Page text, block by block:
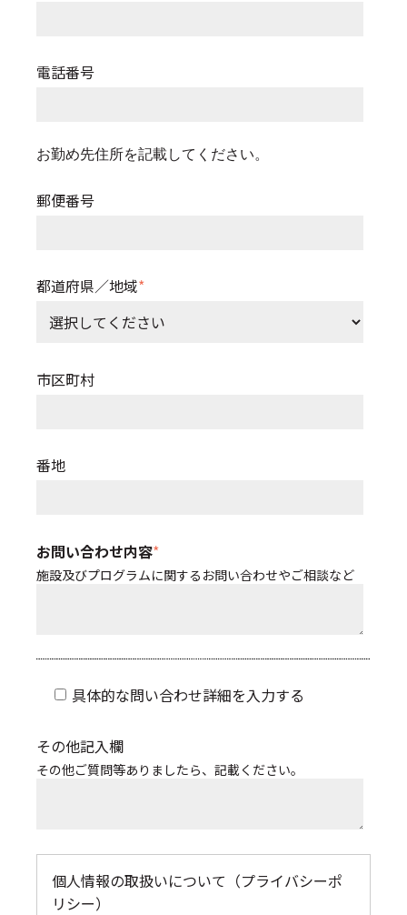
電話番号
お勤め先住所を記載してください。
郵便番号
都道府県／地域*
市区町村
番地
お問い合わせ内容*
施設及びプログラムに関するお問い合わせやご相談など
具体的な問い合わせ詳細を入力する
その他記入欄
その他ご質問等ありましたら、記載ください。
個人情報の取扱いについて（プライバシーポ
リシー）